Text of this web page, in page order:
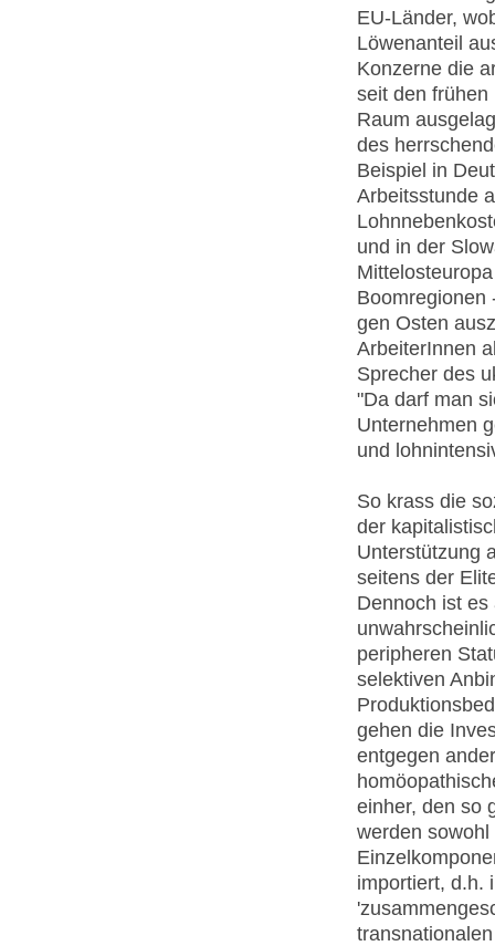
EU-Länder,
Löwenanteil
Konzerne die
seit den
Raum
des
Beispiel in
Arbeitsstunde
und in der
Boomregionen
gen Osten
ArbeiterInnen
Sprecher des
"Da darf man
Unternehmen
und
So krass die
der
Unterstützung
seitens der
Dennoch ist
peripheren
selektiven
gehen die
entgegen
einher, den so
werden
importiert, d.h.